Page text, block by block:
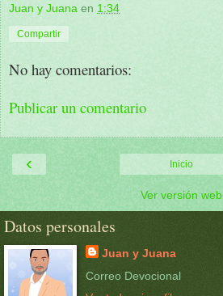
Juan y Juana en 1:34
Compartir
No hay comentarios:
Publicar un comentario
‹ Inicio
Ver versión web
Datos personales
Juan y Juana
Correo Devocional